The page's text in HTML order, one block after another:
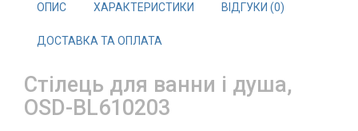
ОПИС ХАРАКТЕРИСТИКИ ВІДГУКИ (0)
ДОСТАВКА ТА ОПЛАТА
Стілець для ванни і душа,
OSD-BL610203